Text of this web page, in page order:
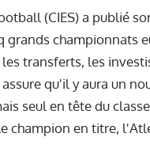
(CIES) a publié
grands championnats
transferts, les
qu'il y aura un
seul en tête du
champion en titre,